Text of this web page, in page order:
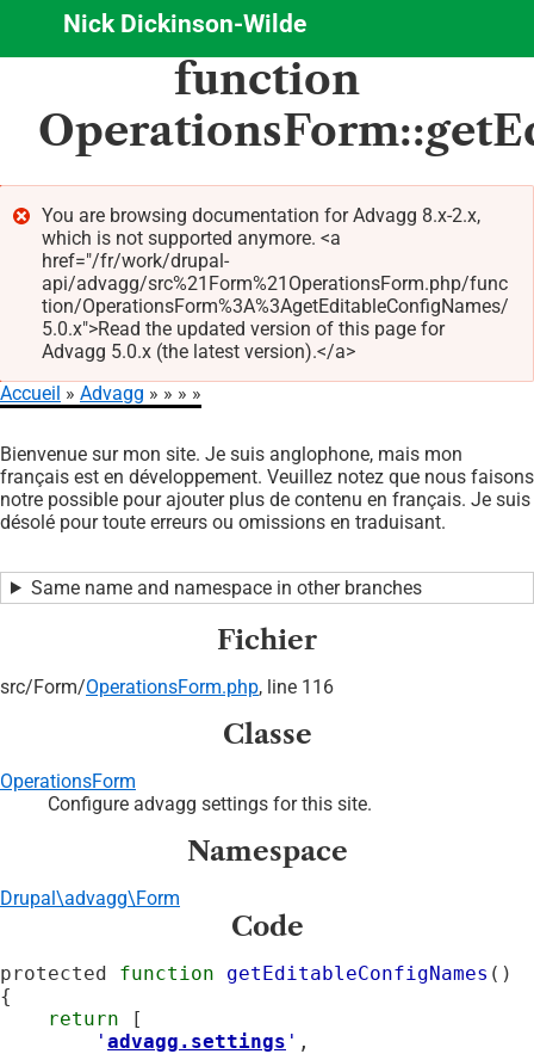
Aller
contenu
principal
Nick Dickinson-Wilde
function
Message
d'erreur
You are browsing documentation for Advagg 8.x-2.x,
which is not supported anymore. <a
href="/fr/work/drupal-
api/advagg/src%21Form%21OperationsForm.php/func
tion/OperationsForm%3A%3AgetEditableConfigNames/
5.0.x">Read the updated version of this page for
Advagg 5.0.x (the latest version).</a>
d'Ariane
Accueil Advagg
Bienvenue sur mon site. Je suis anglophone, mais mon
français est en développement. Veuillez notez que nous faisons
notre possible pour ajouter plus de contenu en français. Je suis
désolé pour toute erreurs ou omissions en traduisant.
Same name and namespace in other branches
Fichier
src/Form/OperationsForm.php, line 116
Classe
OperationsForm
Configure advagg settings for this site.
Namespace
Drupal\advagg\Form
Code
protected function getEditableConfigNames ()
{
return [
' advagg.settings ' ,